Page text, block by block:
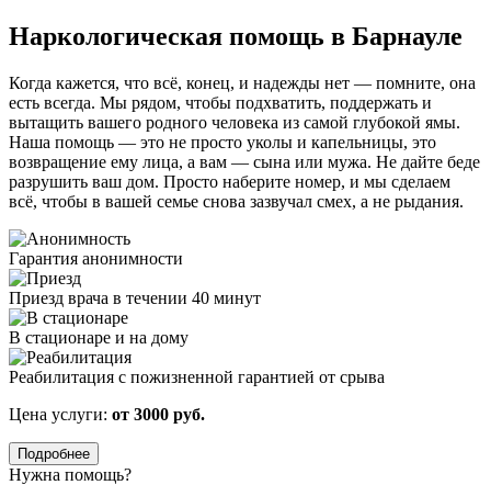
Наркологическая помощь в Барнауле
Когда кажется, что всё, конец, и надежды нет — помните, она
есть всегда. Мы рядом, чтобы подхватить, поддержать и
вытащить вашего родного человека из самой глубокой ямы.
Наша помощь — это не просто уколы и капельницы, это
возвращение ему лица, а вам — сына или мужа. Не дайте беде
разрушить ваш дом. Просто наберите номер, и мы сделаем
всё, чтобы в вашей семье снова зазвучал смех, а не рыдания.
Гарантия анонимности
Приезд врача в течении 40 минут
В стационаре и на дому
Реабилитация с пожизненной гарантией от срыва
Цена услуги: от 3000 руб.
Подробнее
Нужна помощь?